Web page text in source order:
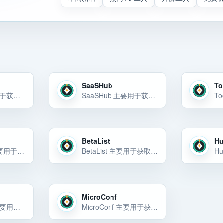
DevHunt 主要用于获取产品发布曝光、开发者反馈、趋势信息、开源项目线索或创业学习资源。DevHunt 主要用于获取产品发布曝光、开发者反馈、趋势信息、开源项目线索或创业学习资源。DevHunt 主要用于获取产品发布曝光、开发… 选择前重点看价格、上手门槛、风险和替代方案。
SaaSHub
SaaSHub 主要用于获取产品发布曝光、开发者反馈、趋势信息、开源项目线索或创业学习资源。SaaSHub 主要用于获取产品发布曝光、开发者反馈、趋势信息、开源项目线索或创业学习资源。SaaSHub 主要用于获取产品发布曝光、开发… 选择前重点看价格、上手门槛、风险和替代方案。
Futurepedia 主要用于获取产品发布曝光、开发者反馈、趋势信息、开源项目线索或创业学习资源。Futurepedia 主要用于获取产品发布曝光、开发者反馈、趋势信息、开源项目线索或创业学习资源。Futurepedia 主要用于获取产… 选择前重点看价格、上手门槛、风险和替代方案。
BetaList
BetaList 主要用于获取产品发布曝光、开发者反馈、趋势信息、开源项目线索或创业学习资源。BetaList 可以先按 资源社区 候选来评估：它主要用于获取产品发布曝光、开发者反馈、趋势信息、开源项目线索或创业学习资源。对小团队来… 选择前重点看价格、上手门槛、风险和替代方案。
Product Hunt 主要用于通过社区、问答、图文或长内容渠道获取自然曝光和早期用户反馈。Product Hunt 主要用于通过社区、问答、图文或长内容渠道获取自然曝光和早期用户反馈。Product Hunt 是内容发布平台候选… 选择前重点看价格、上手门槛、风险和替代方案。
MicroConf
MicroConf 主要用于获取产品发布曝光、开发者反馈、趋势信息、开源项目线索或创业学习资源。MicroConf 主要用于获取产品发布曝光、开发者反馈、趋势信息、开源项目线索或创业学习资源。MicroConf 主要用于获取产品发布曝… 选择前重点看价格、上手门槛、风险和替代方案。